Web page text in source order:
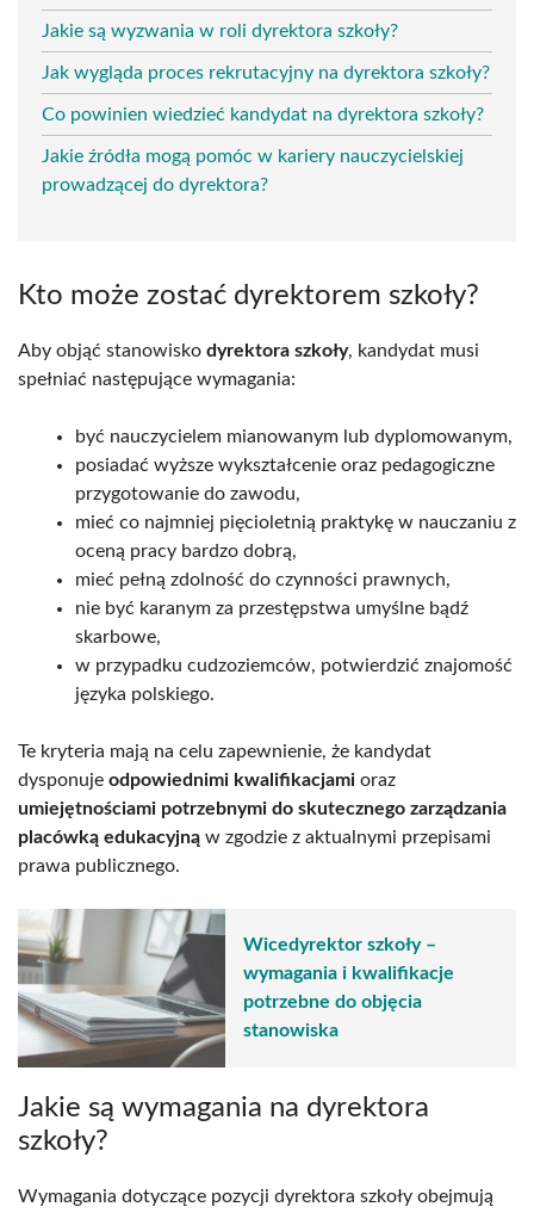
Jakie są wyzwania w roli dyrektora szkoły?
Jak wygląda proces rekrutacyjny na dyrektora szkoły?
Co powinien wiedzieć kandydat na dyrektora szkoły?
Jakie źródła mogą pomóc w kariery nauczycielskiej
prowadzącej do dyrektora?
Kto może zostać dyrektorem szkoły?
Aby objąć stanowisko dyrektora szkoły, kandydat musi
spełniać następujące wymagania:
być nauczycielem mianowanym lub dyplomowanym,
posiadać wyższe wykształcenie oraz pedagogiczne
przygotowanie do zawodu,
mieć co najmniej pięcioletnią praktykę w nauczaniu z
oceną pracy bardzo dobrą,
mieć pełną zdolność do czynności prawnych,
nie być karanym za przestępstwa umyślne bądź
skarbowe,
w przypadku cudzoziemców, potwierdzić znajomość
języka polskiego.
Te kryteria mają na celu zapewnienie, że kandydat
dysponuje odpowiednimi kwalifikacjami oraz
umiejętnościami potrzebnymi do skutecznego zarządzania
placówką edukacyjną w zgodzie z aktualnymi przepisami
prawa publicznego.
Wicedyrektor szkoły –
wymagania i kwalifikacje
potrzebne do objęcia
stanowiska
Jakie są wymagania na dyrektora
szkoły?
Wymagania dotyczące pozycji dyrektora szkoły obejmują